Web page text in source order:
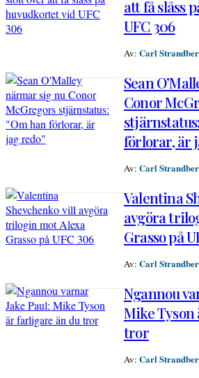
att få slåss
UFC 306
Av: Carl
Sean
Conor
förlorar, är
Av: Carl
Valentina
avgöra
Grasso på
Av: Carl
Ngannou
Mike
tror
Av: Carl